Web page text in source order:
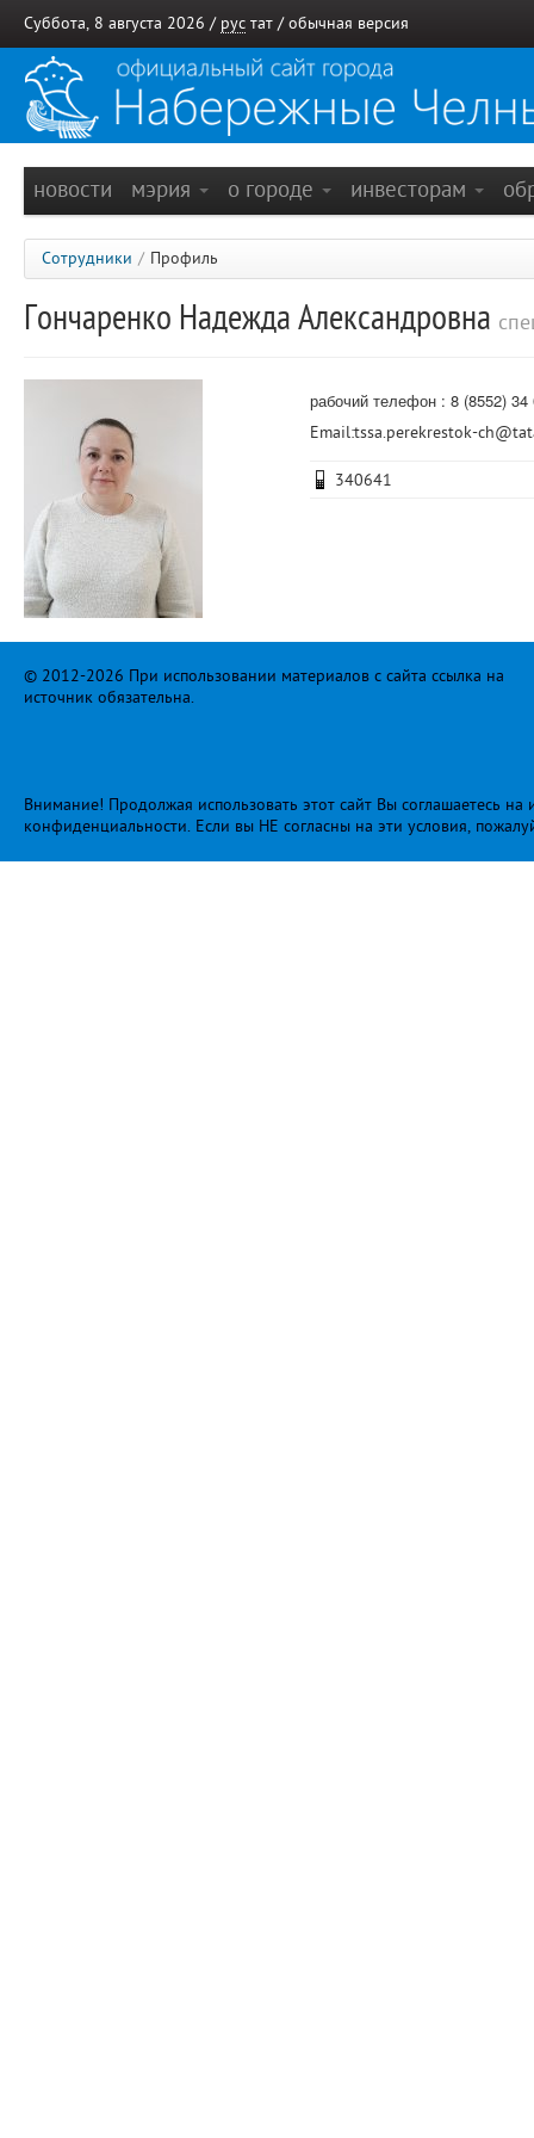
Суббота, 8 августа 2026 / рус тат / обычная версия
новости мэрия о городе инвесторам
Сотрудники / Профиль
Гончаренко Надежда Александровна
рабочий телефон : 8 (8552) 34
Еmail:tssa.perekrestok-
340641
© 2012-2026 При использовании материалов с сайта ссылка на
источник обязательна.
Внимание! Продолжая использовать этот сайт Вы соглашаетесь
конфиденциальности. Если вы НЕ согласны на эти условия,